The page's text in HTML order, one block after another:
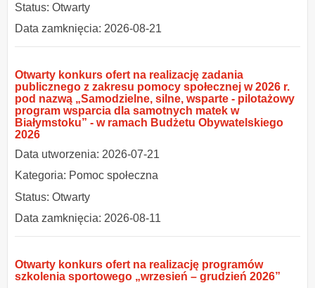
Status: Otwarty
Data zamknięcia: 2026-08-21
Otwarty konkurs ofert na realizację zadania
publicznego z zakresu pomocy społecznej w 2026 r.
pod nazwą „Samodzielne, silne, wsparte - pilotażowy
program wsparcia dla samotnych matek w
Białymstoku” - w ramach Budżetu Obywatelskiego
2026
Data utworzenia: 2026-07-21
Kategoria: Pomoc społeczna
Status: Otwarty
Data zamknięcia: 2026-08-11
Otwarty konkurs ofert na realizację programów
szkolenia sportowego „wrzesień – grudzień 2026”